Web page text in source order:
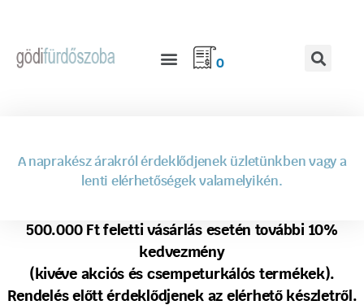
0
A naprakész árakról érdeklődjenek üzletünkben vagy a
lenti elérhetőségek valamelyikén.
500.000 Ft feletti vásárlás esetén további 10%
kedvezmény
(kivéve akciós és csempeturkálós termékek).
Rendelés előtt érdeklődjenek az elérhető készletről.